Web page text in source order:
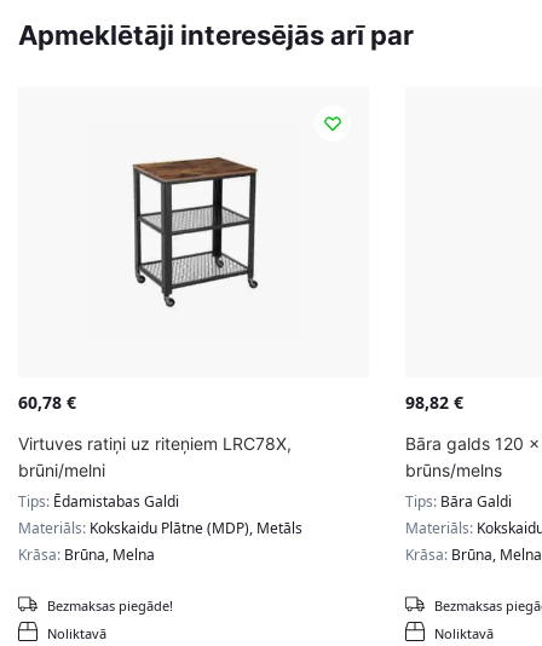
Apmeklētāji interesējās arī par
60,78 €
Virtuves ratiņi uz riteņiem LRC78X,
brūni/melni
Tips: Ēdamistabas Galdi
Materiāls: Kokskaidu Plātne (MDP), Metāls
Krāsa: Brūna, Melna
Noliktavā
Bezmaksas piegāde!
98,82 €
Bāra galds 120
brūns/melns
Tips: Bāra Galdi
Materiāls:
Krāsa: Brūna, Melna
Noliktavā
Bezmaksas